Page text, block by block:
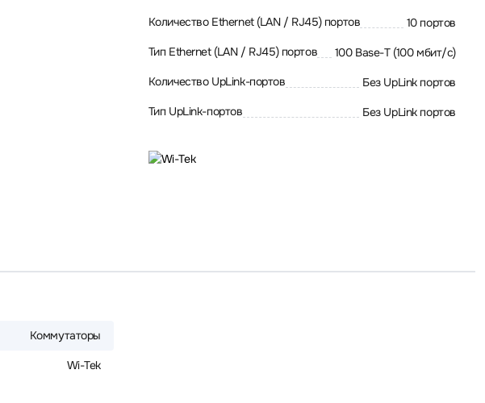
Количество Ethernet (LAN / RJ45) портов 10 портов
Тип Ethernet (LAN / RJ45) портов 100 Base-T (100 мбит/с)
Количество UpLink-портов Без UpLink портов
Тип UpLink-портов Без UpLink портов
Коммутаторы
Wi-Tek